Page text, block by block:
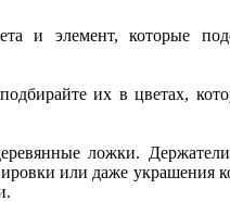
и элемент, которые
их в цветах,
ложки.
или даже украшения